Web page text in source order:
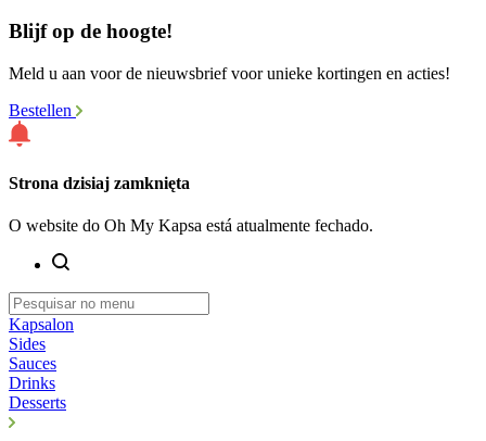
Blijf op de hoogte!
Meld u aan voor de nieuwsbrief voor unieke kortingen en acties!
Bestellen
Strona dzisiaj zamknięta
O website do Oh My Kapsa está atualmente fechado.
Kapsalon
Sides
Sauces
Drinks
Desserts